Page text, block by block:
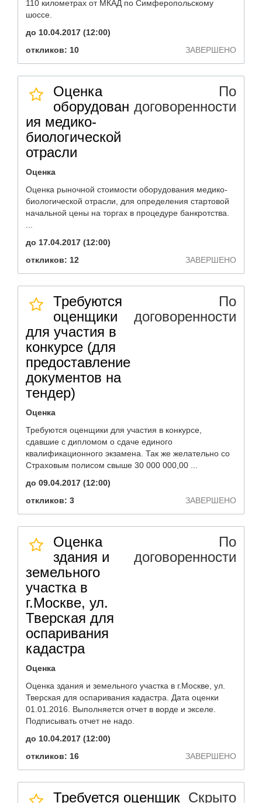
110 километрах от МКАД по Симферопольскому
шоссе.
до 10.04.2017 (12:00)
откликов: 10
ЗАВЕРШЕНО
Оценка
оборудован
ия медико-
биологической
отрасли
По
договоренности
Оценка
Оценка рыночной стоимости оборудования медико-
биологической отрасли, для определения стартовой
начальной цены на торгах в процедуре банкротства.
до 17.04.2017 (12:00)
откликов: 12
ЗАВЕРШЕНО
Требуются
оценщики
для участия в
конкурсе (для
предоставление
документов на
тендер)
По
договоренности
Оценка
Требуются оценщики для участия в конкурсе,
сдавшие с дипломом о сдаче единого
квалификационного экзамена. Так же желательно со
Страховым полисом свыше 30 000 000,00 ...
до 09.04.2017 (12:00)
откликов: 3
ЗАВЕРШЕНО
Оценка
здания и
земельного
участка в
г.Москве, ул.
Тверская для
оспаривания
кадастра
По
договоренности
Оценка
Оценка здания и земельного участка в г.Москве, ул.
Тверская для оспаривания кадастра. Дата оценки
01.01.2016. Выполняется отчет в ворде и экселе.
Подписывать отчет не надо.
до 10.04.2017 (12:00)
откликов: 16
ЗАВЕРШЕНО
Требуется оценщик Скрыто